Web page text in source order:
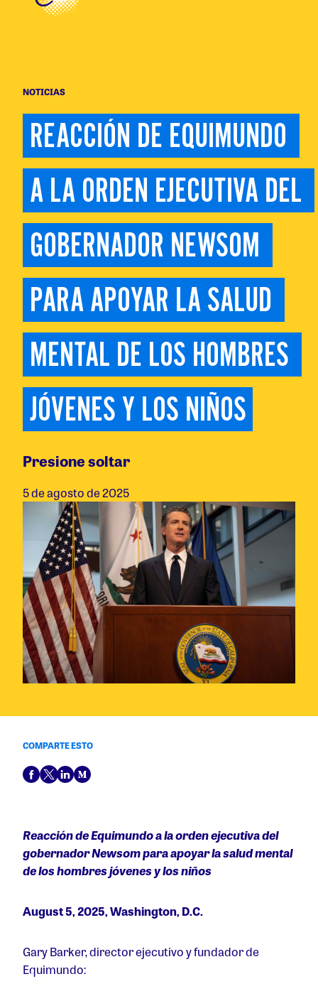
NOTICIAS
REACCIÓN DE EQUIMUNDO
A LA ORDEN EJECUTIVA DEL
GOBERNADOR NEWSOM
PARA APOYAR LA SALUD
MENTAL DE LOS HOMBRES
JÓVENES Y LOS NIÑOS
Presione soltar
5 de agosto de 2025
COMPARTE ESTO
Reacción de Equimundo a la orden ejecutiva del
gobernador Newsom para apoyar la salud mental
de los hombres jóvenes y los niños
August 5, 2025, Washington, D.C.
Gary Barker, director ejecutivo y fundador de
Equimundo: